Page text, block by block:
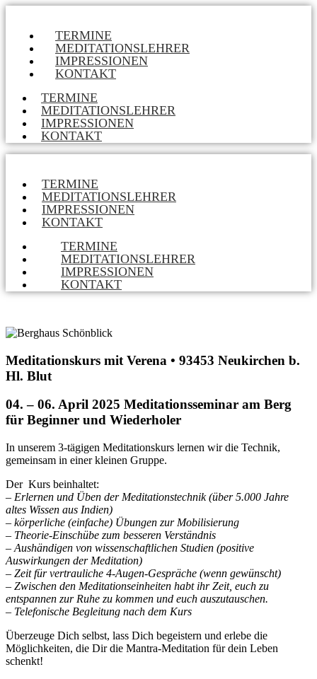
TERMINE
MEDITATIONSLEHRER
IMPRESSIONEN
KONTAKT
TERMINE
MEDITATIONSLEHRER
IMPRESSIONEN
KONTAKT
TERMINE
MEDITATIONSLEHRER
IMPRESSIONEN
KONTAKT
TERMINE
MEDITATIONSLEHRER
IMPRESSIONEN
KONTAKT
Meditationskurs mit Verena • 93453 Neukirchen b.
Hl. Blut
04. – 06. April 2025 Meditationsseminar am Berg
für Beginner und Wiederholer
In unserem 3-tägigen Meditationskurs lernen wir die Technik,
gemeinsam in einer kleinen Gruppe.
Der Kurs beinhaltet:
– Erlernen und Üben der Meditationstechnik (über 5.000 Jahre
altes Wissen aus Indien)
– körperliche (einfache) Übungen zur Mobilisierung
– Theorie-Einschübe zum besseren Verständnis
– Aushändigen von wissenschaftlichen Studien (positive
Auswirkungen der Meditation)
– Zeit für vertrauliche 4-Augen-Gespräche (wenn gewünscht)
– Zwischen den Meditationseinheiten habt ihr Zeit, euch zu
entspannen zur Ruhe zu kommen und euch auszutauschen.
– Telefonische Begleitung nach dem Kurs
Überzeuge Dich selbst, lass Dich begeistern und erlebe die
Möglichkeiten, die Dir die Mantra-Meditation für dein Leben
schenkt!